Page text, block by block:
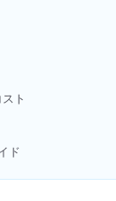
ト
ド